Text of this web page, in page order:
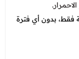
تقريبًا 30 إلى 40 دقيقة فقط، بدون أي فترة